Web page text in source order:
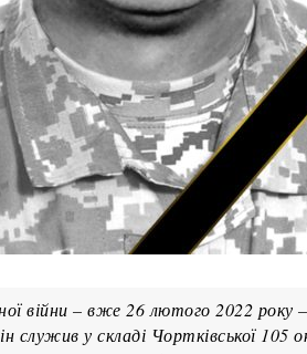
війни – вже 26 лютого 2022 року
служив у складі Чортківської 105